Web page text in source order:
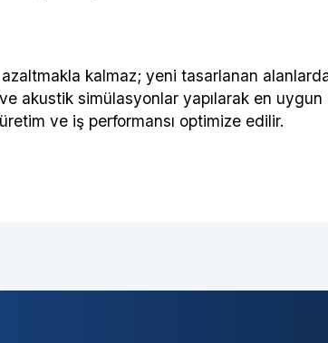
kalmaz; yeni tasarlanan
akustik simülasyonlar yapılarak en
ve iş performansı optimize edilir.